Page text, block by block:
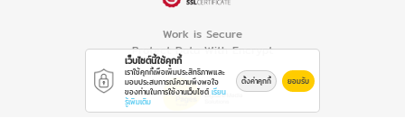
Work is Secure
Protect Data With Encrypt
เว็บไซต์นี้ใช้คุกกี้
เราใช้คุกกี้เพื่อเพิ่มประสิทธิภาพและ
มอบประสบการณ์ความพึงพอใจ
ของท่านในการใช้งานเว็บไซต์ เรียน
รู้เพิ่มเติม
ตั้งค่าคุกกี้ ยอมรับ